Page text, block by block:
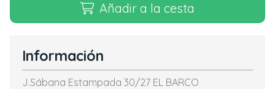
Añadir a la cesta
Información
J.Sábana Estampada 30/27 EL BARCO